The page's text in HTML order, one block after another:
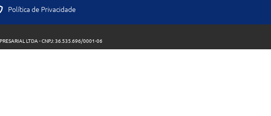
Política de Privacidade
LTDA - CNPJ: 36.535.696/0001-06